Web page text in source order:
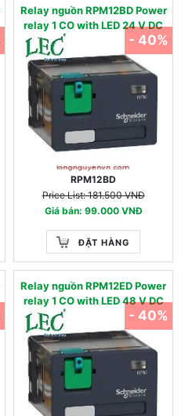
Relay nguồn RPM12BD Power
relay 1 CO with LED 24 V DC
RPM12BD
Price List: 181.500 VNĐ
Giá bán: 99.000 VNĐ
ĐẶT HÀNG
- 40%
Relay nguồn RPM12ED Power
relay 1 CO with LED 48 V DC
- 40%